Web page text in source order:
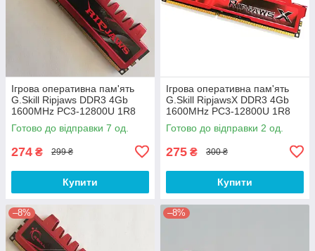
Ігрова оперативна пам'ять
G.Skill Ripjaws DDR3 4Gb
1600MHz PC3-12800U 1R8
CL9 (F3-12800CL9D-8GBRL)
Б/В
Готово до відправки 7 од.
274 ₴ 299 ₴
Купити
Ігрова оперативна пам'ять
G.Skill RipjawsX DDR3 4Gb
1600MHz PC3-12800U 1R8
CL9 (F3-12800CL9D-8GBXL)
Б/В
Готово до відправки 2 од.
275 ₴ 300 ₴
Купити
–8% –8%